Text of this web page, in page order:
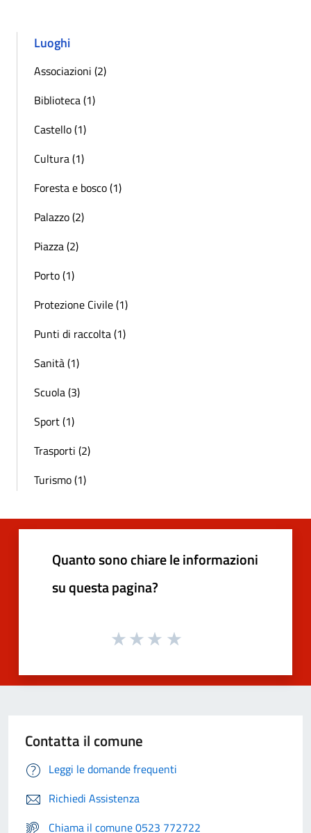
Luoghi
Associazioni (2)
Biblioteca (1)
Castello (1)
Cultura (1)
Foresta e bosco (1)
Palazzo (2)
Piazza (2)
Porto (1)
Protezione Civile (1)
Punti di raccolta (1)
Sanità (1)
Scuola (3)
Sport (1)
Trasporti (2)
Turismo (1)
Quanto sono chiare le informazioni
su questa pagina?
Contatta il comune
Leggi le domande frequenti
Richiedi Assistenza
Chiama il comune 0523 772722